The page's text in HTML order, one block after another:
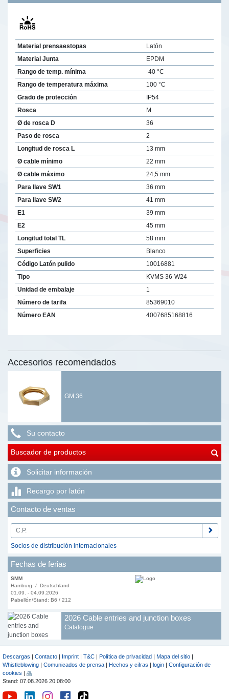
Material prensaestopas
Latón
Material Junta
EPDM
Rango de temp. mínima
-40 °C
Rango de temperatura máxima
100 °C
Grado de protección
IP54
Rosca
M
Ø de rosca D
36
Paso de rosca
2
Longitud de rosca L
13 mm
Ø cable mínimo
22 mm
Ø cable máximo
24,5 mm
Para llave SW1
36 mm
Para llave SW2
41 mm
E1
39 mm
E2
45 mm
Longitud total TL
58 mm
Superficies
Blanco
Código Latón pulido
10016881
Tipo
KVMS 36-W24
Unidad de embalaje
1
Número de tarifa
85369010
Número EAN
4007685168816
Accesorios recomendados
GM 36
Su contacto
Buscador de productos
Solicitar información
Recargo por latón
Contacto de ventas
Socios de distribución internacionales
Fechas de ferias
SMM
Hamburg / Deutschland
01.09. - 04.09.2026
Pabellón/Stand: B6 / 212
2026 Cable entries and junction boxes
Catalogue
Descargas | Contacto | Imprint | T&C | Política de privacidad | Mapa del sitio |
Whistleblowing | Comunicados de prensa | Hechos y cifras | login | Configuración de
cookies |
Stand: 07.08.2026 20:08:00